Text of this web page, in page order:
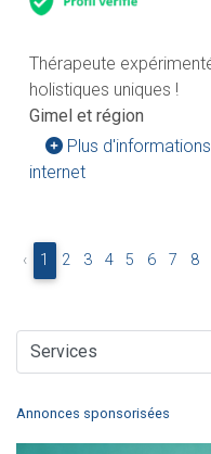
Thérapeute
holistiques uniques !
Gimel et région
Plus d'informations
internet
‹ 1 2 3 4 5 6 7 8
Annonces sponsorisées